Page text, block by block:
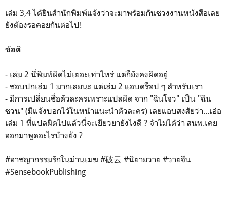
เล่ม 3,4 ได้ยินสำนักพิมพ์แจ้งว่าจะมาพร้อมกันช่วงงานหนังสือเลย
ยังต้องรอคอยกันต่อไป!
ข้อติ
- เล่ม 2 นี่พิมพ์ผิดไม่เยอะเท่าไหร่ แต่ก็ยังคงผิดอยู่
- ชอบปกเล่ม 1 มากเลยนะ แต่เล่ม 2 แอบดร็อป ๆ สำหรับเรา
- มีการเปลี่ยนชื่อตัวละครเพราะแปลผิด จาก "ฉินโจว" เป็น "ฉิน
ชวน" (มีแจ้งบอกไว้ในหน้าแนะนำตัวละคร) เลยแอบสงสัยว่า...เอ่อ
เล่ม 1 ที่แปลผิดไปแล้วนี่จะเยียวยายังไงดี ? จำไม่ได้ว่า สนพ.เคย
ออกมาพูดอะไรบ้างยัง ?
#อาชญากรรมรักในม่านเมฆ #破云 #นิยายวาย #วายจีน
#SensebookPublishing